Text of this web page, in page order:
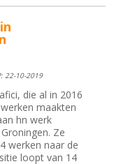
22-10-2019
die al in 2016
maakten
hn werk
Ze
werken naar de
loopt van 14